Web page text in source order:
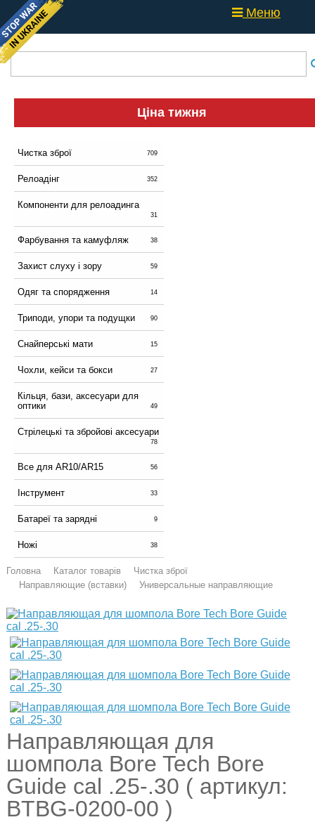
Меню
Ціна тижня
Чистка зброї 709
Релоадінг 352
Компоненти для релоадинга
31
Фарбування та камуфляж 38
Захист слуху і зору 59
Одяг та спорядження 14
Триподи, упори та подущки 90
Снайперські мати 15
Чохли, кейси та бокси 27
Кільця, бази, аксесуари для
оптики
49
Стрілецькі та збройові аксесуари
78
Все для AR10/AR15 56
Інструмент 33
Батареї та зарядні 9
Ножі 38
Головна Каталог товарів
Чистка зброї
Направляющие (вставки)
Универсальные направляющие
Направляющая для
шомпола Bore Tech Bore
Guide cal .25-.30 ( артикул:
BTBG-0200-00 )